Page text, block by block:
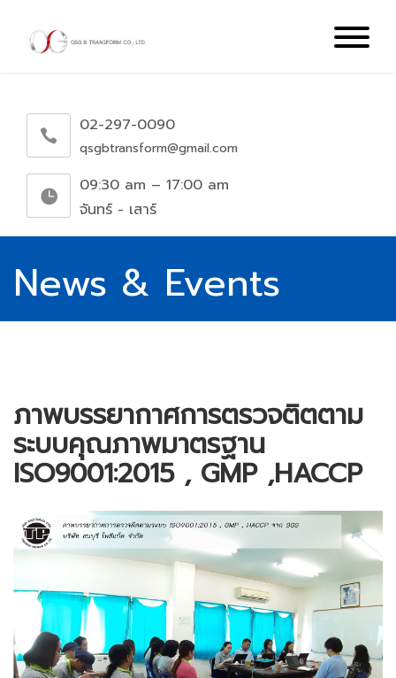
02-297-0090
qsgbtransform@gmail.com
09:30 am – 17:00 am
จันทร์ - เสาร์
News & Events
ภาพบรรยากาศการตรวจติตตาม
ระบบคุณภาพมาตรฐาน
ISO9001:2015 , GMP ,HACCP